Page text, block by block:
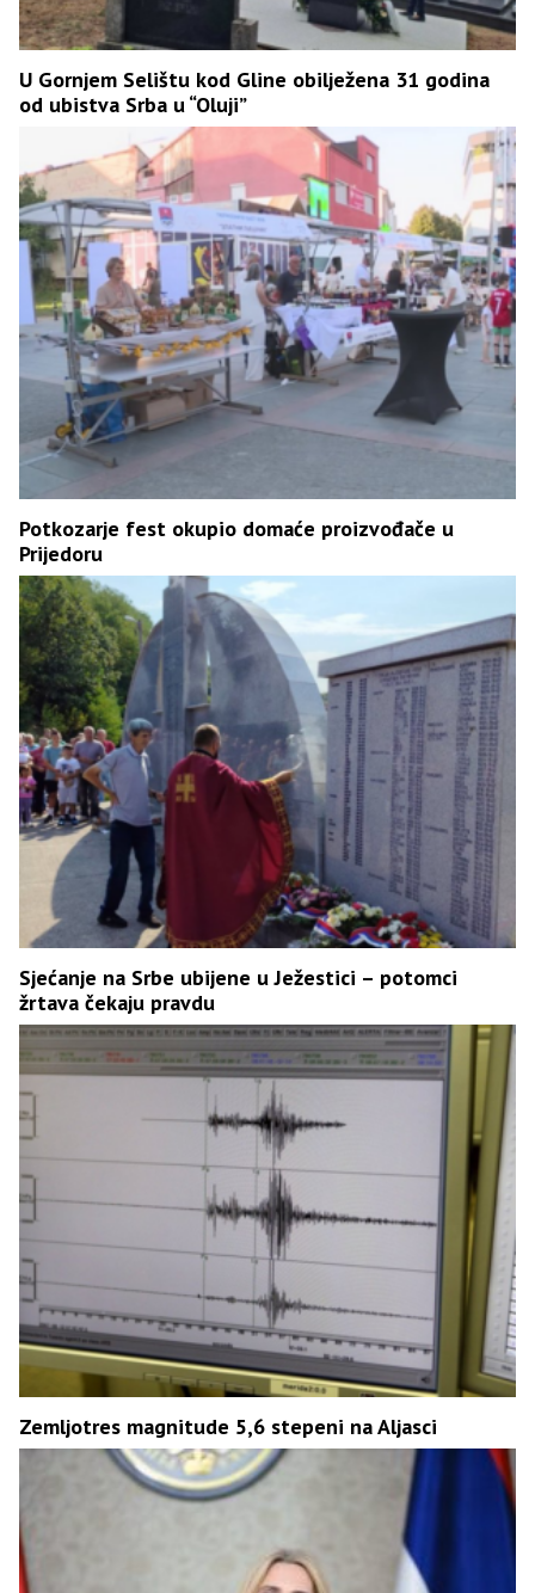
U Gornjem Selištu kod Gline obilježena 31 godina
od ubistva Srba u “Oluji”
Potkozarje fest okupio domaće proizvođače u
Prijedoru
Sjećanje na Srbe ubijene u Ježestici – potomci
žrtava čekaju pravdu
Zemljotres magnitude 5,6 stepeni na Aljasci